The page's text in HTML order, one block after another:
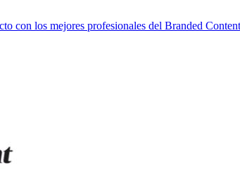
con los mejores profesionales del Branded